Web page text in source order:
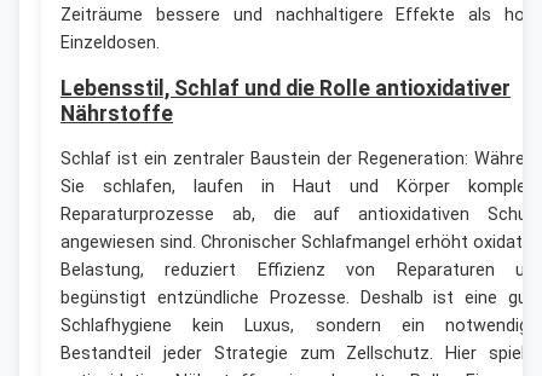
Zeiträume bessere und nachhaltigere Effekte als
Einzeldosen.
Lebensstil, Schlaf und die Rolle antioxidativer
Nährstoffe
Schlaf ist ein zentraler Baustein der Regeneration:
Sie schlafen, laufen in Haut und Körper
Reparaturprozesse ab, die auf antioxidativen
angewiesen sind. Chronischer Schlafmangel erhöht
Belastung, reduziert Effizienz von Reparaturen
begünstigt entzündliche Prozesse. Deshalb ist eine
Schlafhygiene kein Luxus, sondern ein
Bestandteil jeder Strategie zum Zellschutz. Hier